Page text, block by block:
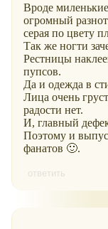
Вроде
огромный
серая по цвету
Так же ногти
Рестницы
пупсов.
Да и одежда в
Лица очень
радости нет.
И, главный
Поэтому и
фанатов 🙂.
ответить